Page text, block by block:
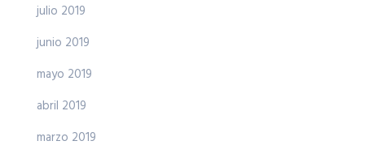
julio 2019
junio 2019
mayo 2019
abril 2019
marzo 2019